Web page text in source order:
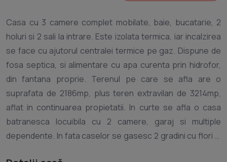
Casa cu 3 camere complet mobilate, baie, bucatarie, 2
holuri si 2 sali la intrare. Este izolata termica, iar incalzirea
se face cu ajutorul centralei termice pe gaz. Dispune de
fosa septica, si alimentare cu apa curenta prin hidrofor,
din fantana proprie. Terenul pe care se afla are o
suprafata de 2186mp, plus teren extravilan de 3214mp,
aflat in continuarea propietatii. In curte se afla o casa
batranesca locuibila cu 2 camere, garaj si multiple
dependente. In fata caselor se gasesc 2 gradini cu flori si